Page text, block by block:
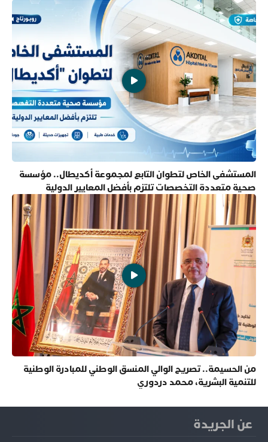
المستشفى الخاص لتطوان التابع لمجموعة أكديطال.. مؤسسة
صحية متعددة التخصصات تلتزم بأفضل المعايير الدولية
من الحسيمة.. تصريح الوالي المنسق الوطني للمبادرة الوطنية
للتنمية البشرية، محمد دردوري
عن الجريدة